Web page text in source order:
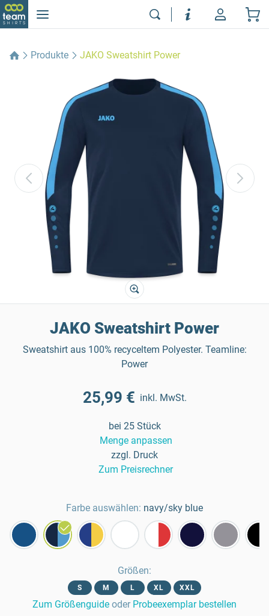
Produkte JAKO Sweatshirt Power
JAKO Sweatshirt Power
Sweatshirt aus 100% recyceltem Polyester. Teamline:
Power
25,99 € inkl. MwSt.
bei 25 Stück
Menge anpassen
zzgl. Druck
Zum Preisrechner
Farbe auswählen: navy/sky blue
Größen:
S M L XL XXL
Zum Größenguide oder Probeexemplar bestellen